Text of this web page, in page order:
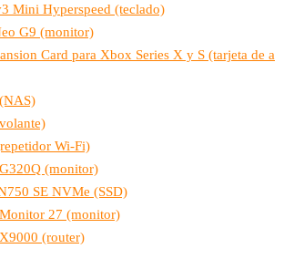
Mini Hyperspeed (teclado)
G9 (monitor)
Card para Xbox Series X y S (tarjeta de a
Wi-Fi)
(monitor)
SE NVMe (SSD)
27 (monitor)
(router)